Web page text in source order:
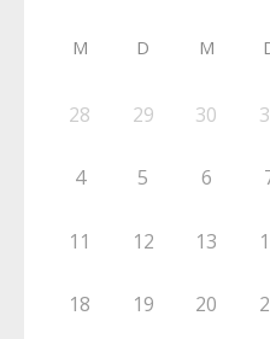
M D M
28 29 30
4 5 6
11 12 13
18 19 20